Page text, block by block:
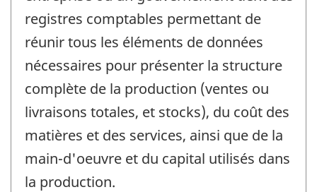
registres comptables permettant de
réunir tous les éléments de données
nécessaires pour présenter la structure
complète de la production (ventes ou
livraisons totales, et stocks), du coût des
matières et des services, ainsi que de la
main-d'oeuvre et du capital utilisés dans
la production.